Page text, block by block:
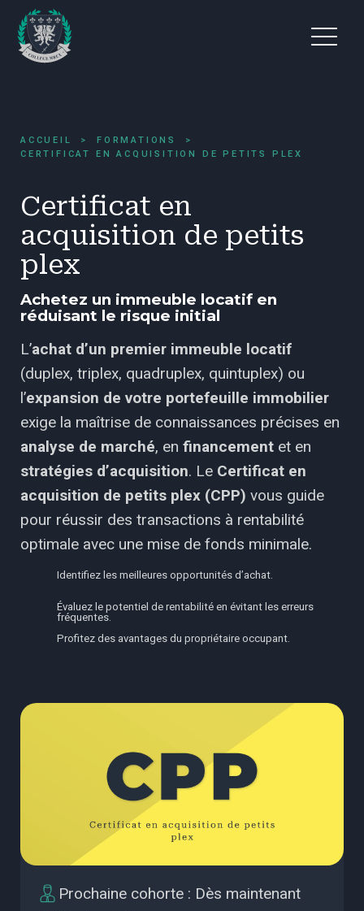
ACCUEIL
FORMATIONS
CERTIFICAT EN ACQUISITION DE PETITS PLEX
Certificat en
acquisition de petits
plex
Achetez un immeuble locatif en
réduisant le risque initial
L’achat d’un premier immeuble locatif
(duplex, triplex, quadruplex, quintuplex) ou
l’expansion de votre portefeuille immobilier
exige la maîtrise de connaissances précises en
analyse de marché, en financement et en
stratégies d’acquisition. Le Certificat en
acquisition de petits plex (CPP) vous guide
pour réussir des transactions à rentabilité
optimale avec une mise de fonds minimale.
Identifiez les meilleures opportunités d’achat.
Évaluez le potentiel de rentabilité en évitant les erreurs
fréquentes.
Profitez des avantages du propriétaire occupant.
Prochaine cohorte : Dès maintenant